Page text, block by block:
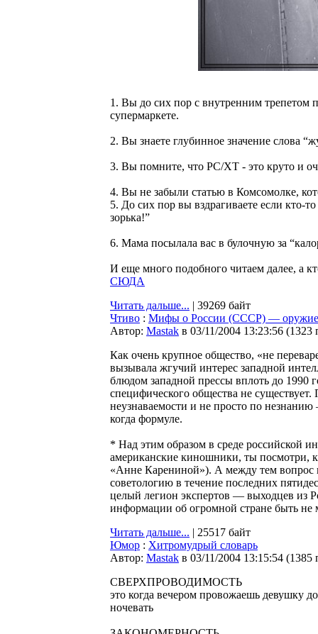
1. Вы до сих пор с внутренним трепетом
супермаркете.
2. Вы знаете глубинное значение слова
3. Вы помните, что РС/ХТ - это круто и
4. Вы не забыли статью в Комсомолке,
5. До сих пор вы вздрагиваете если кто-
зорька!”
6. Мама посылала вас в булочную за
И еще много подобного читаем далее, а
СЮДА
Читать дальше... | 39269 байт
Чтиво : Мифы о России (СССР) — оружие
Автор: Мastak в 03/11/2004 13:23:56 (1323
Как очень крупное общество, «не
вызывала жгучий интерес западной
блюдом западной прессы вплоть до 1990
специфического общества не
неузнаваемости и не просто по
когда формуле.
* Над этим образом в среде российской
американские киношники, ты посмотри,
«Анне Карениной»). А между тем вопрос
советологию в течение последних
целый легион экспертов — выходцев из
информации об огромной стране быть не
Читать дальше... | 25517 байт
Юмор : Хитромудрый словарь
Автор: Мastak в 03/11/2004 13:15:54 (1385
СВЕРХПРОВОДИМОСТЬ
это когда вечером провожаешь девушку
ночевать